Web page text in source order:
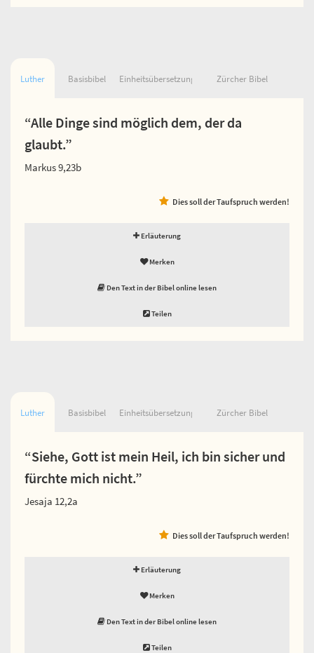
Luther Basisbibel Einheitsübersetzung Zürcher Bibel
“Alle Dinge sind möglich dem, der da
glaubt.”
Markus 9,23b
Dies soll der Taufspruch werden!
Erläuterung
Merken
Den Text in der Bibel online lesen
Teilen
Luther Basisbibel Einheitsübersetzung Zürcher Bibel
“Siehe, Gott ist mein Heil, ich bin sicher und
fürchte mich nicht.”
Jesaja 12,2a
Dies soll der Taufspruch werden!
Erläuterung
Merken
Den Text in der Bibel online lesen
Teilen